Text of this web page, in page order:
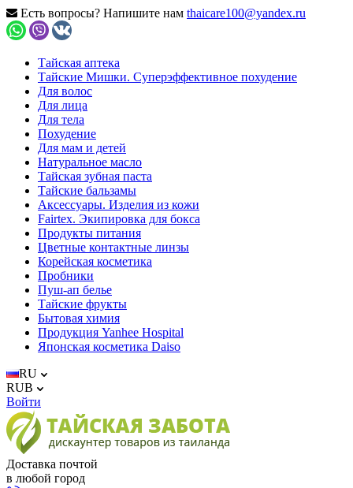
Есть вопросы? Напишите нам thaicare100@yandex.ru
Тайская аптека
Тайские Мишки. Суперэффективное похудение
Для волос
Для лица
Для тела
Похудение
Для мам и детей
Натуральное масло
Тайская зубная паста
Тайские бальзамы
Аксессуары. Изделия из кожи
Fairtex. Экипировка для бокса
Продукты питания
Цветные контактные линзы
Корейская косметика
Пробники
Пуш-ап белье
Тайские фрукты
Бытовая химия
Продукция Yanhee Hospital
Японская косметика Daiso
RU
RUB
Войти
Доставка почтой
в любой город